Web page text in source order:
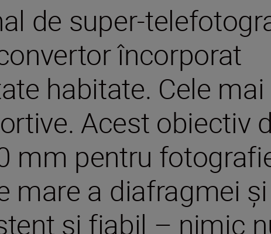
de super-
încorporat
habitate. Cele
Acest obiectiv
mm pentru
mare a diafragmei
și fiabil – nimic